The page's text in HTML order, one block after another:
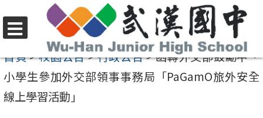
至
要
內
選
單
首頁>校園公告>行政公告>函轉外交部鼓勵中、
小學生參加外交部領事事務局「PaGamO旅外安全
線上學習活動」